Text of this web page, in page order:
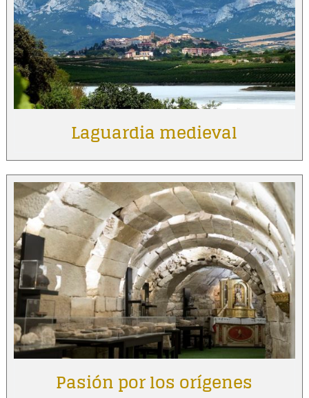
Laguardia medieval
Pasión por los orígenes